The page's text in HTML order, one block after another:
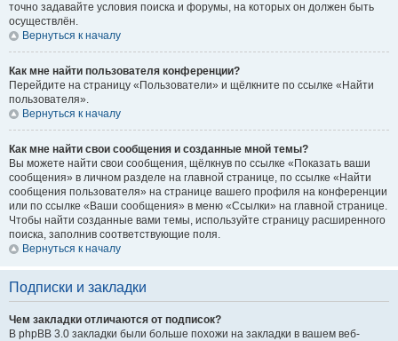
точно задавайте условия поиска и форумы, на которых он должен быть
осуществлён.
Вернуться к началу
Как мне найти пользователя конференции?
Перейдите на страницу «Пользователи» и щёлкните по ссылке «Найти
пользователя».
Вернуться к началу
Как мне найти свои сообщения и созданные мной темы?
Вы можете найти свои сообщения, щёлкнув по ссылке «Показать ваши
сообщения» в личном разделе на главной странице, по ссылке «Найти
сообщения пользователя» на странице вашего профиля на конференции
или по ссылке «Ваши сообщения» в меню «Ссылки» на главной странице.
Чтобы найти созданные вами темы, используйте страницу расширенного
поиска, заполнив соответствующие поля.
Вернуться к началу
Подписки и закладки
Чем закладки отличаются от подписок?
В phpBB 3.0 закладки были больше похожи на закладки в вашем веб-